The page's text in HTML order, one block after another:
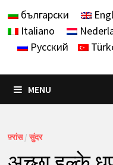
български
Italiano
Русский
MENU
फ़्रांस/सुंदर